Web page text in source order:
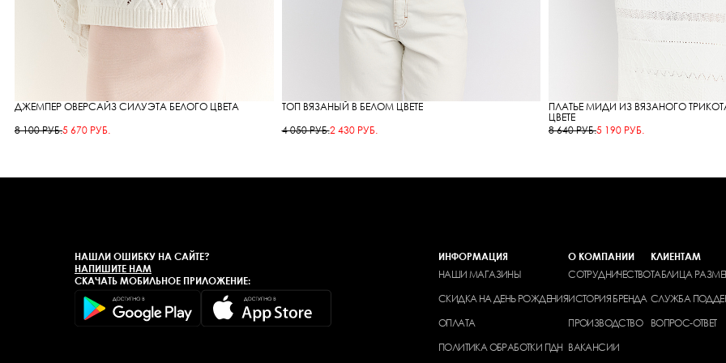
ДЖЕМПЕР ОВЕРСАЙЗ СИЛУЭТА БЕЛОГО ЦВЕТА
8 100 РУБ.5 670 РУБ.
ТОП ВЯЗАНЫЙ В БЕЛОМ ЦВЕТЕ
4 050 РУБ.2 430 РУБ.
ПЛАТЬЕ МИДИ ИЗ ВЯЗАНОГО
ЦВЕТЕ
8 640 РУБ.5 190 РУБ.
НАШЛИ ОШИБКУ НА САЙТЕ?
НАПИШИТЕ НАМ
СКАЧАТЬ МОБИЛЬНОЕ ПРИЛОЖЕНИЕ:
ИНФОРМАЦИЯ
НАШИ МАГАЗИНЫ
СКИДКА НА ДЕНЬ РОЖДЕНИЯ
ОПЛАТА
ПОЛИТИКА ОБРАБОТКИ ПДН
О КОМПАНИИ
СОТРУДНИЧЕСТВО
ИСТОРИЯ БРЕНДА
ПРОИЗВОДСТВО
ВАКАНСИИ
КЛИЕНТАМ
ТАБЛИЦА
СЛУЖБА
ВОПРОС-ОТВЕТ